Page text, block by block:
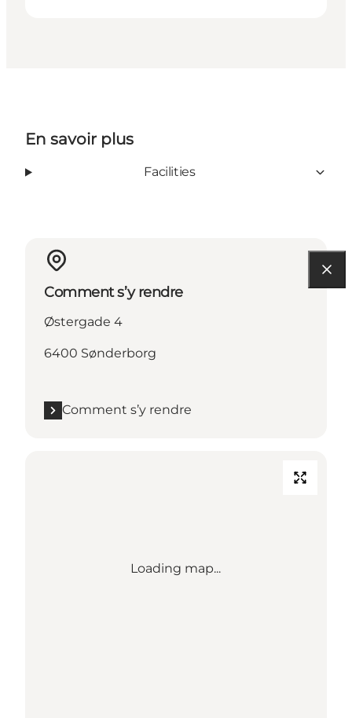
En savoir plus
Facilities
Comment s’y rendre
Østergade 4
6400 Sønderborg
Comment s’y rendre
Loading map...